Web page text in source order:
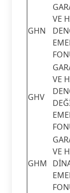
GHN
VE
GHV
VE
GHM
VE